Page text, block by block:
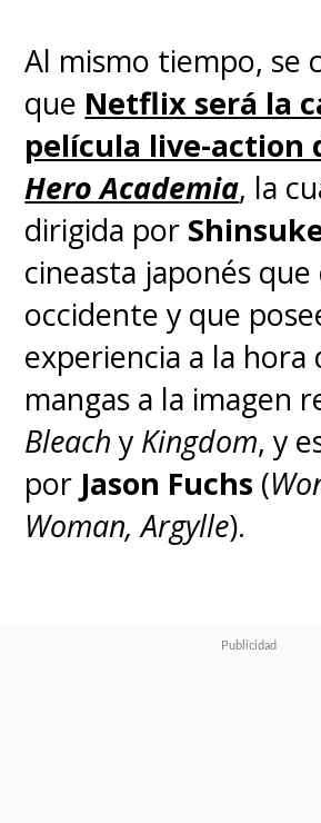
Al mismo tiempo, se
que Netflix será la
película live-action
Hero Academia, la
dirigida por
cineasta japonés
occidente y que
experiencia a la hora
mangas a la imagen
Bleach y Kingdom, y
por Jason Fuchs (
Woman, Argylle).